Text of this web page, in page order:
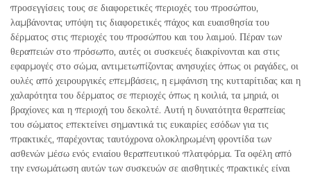
προσεγγίσεις τους σε διαφορετικές περιοχές του προσώπου,
λαμβάνοντας υπόψη τις διαφορετικές πάχος και ευαισθησία του
δέρματος στις περιοχές του προσώπου και του λαιμού. Πέραν των
θεραπειών στο πρόσωπο, αυτές οι συσκευές διακρίνονται και στις
εφαρμογές στο σώμα, αντιμετωπίζοντας ανησυχίες όπως οι ραγάδες, οι
ουλές από χειρουργικές επεμβάσεις, η εμφάνιση της κυτταρίτιδας και η
χαλαρότητα του δέρματος σε περιοχές όπως η κοιλιά, τα μηριά, οι
βραχίονες και η περιοχή του δεκολτέ. Αυτή η δυνατότητα θεραπείας
του σώματος επεκτείνει σημαντικά τις ευκαιρίες εσόδων για τις
πρακτικές, παρέχοντας ταυτόχρονα ολοκληρωμένη φροντίδα των
ασθενών μέσω ενός ενιαίου θεραπευτικού πλατφόρμα. Τα οφέλη από
την ενσωμάτωση αυτών των συσκευών σε αισθητικές πρακτικές είναι